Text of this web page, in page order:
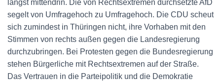
längst mittendrin. Die von Rechtsextremen durchsetzte AfD
segelt von Umfragehoch zu Umfragehoch. Die CDU scheut
sich zumindest in Thüringen nicht, ihre Vorhaben mit den
Stimmen von rechts außen gegen die Landesregierung
durchzubringen. Bei Protesten gegen die Bundesregierung
stehen Bürgerliche mit Rechtsextremen auf der Straße.
Das Vertrauen in die Parteipolitik und die Demokratie